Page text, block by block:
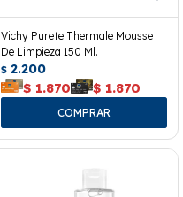
Vichy Purete Thermale Mousse
De Limpieza 150 Ml.
$ 2.200
$ 1.870 $ 1.870